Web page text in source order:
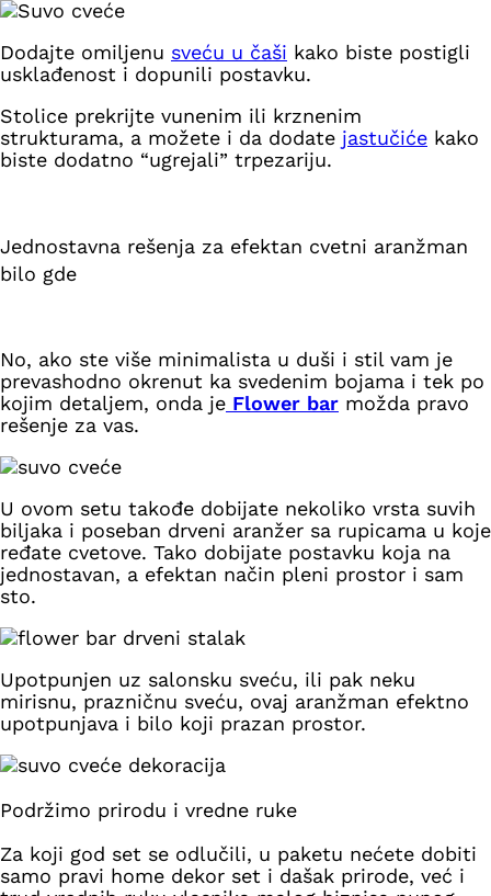
Dodajte omiljenu sveću u čaši kako biste postigli
usklađenost i dopunili postavku.
Stolice prekrijte vunenim ili krznenim
strukturama, a možete i da dodate jastučiće kako
biste dodatno “ugrejali” trpezariju.
Jednostavna rešenja za efektan cvetni aranžman
bilo gde
No, ako ste više minimalista u duši i stil vam je
prevashodno okrenut ka svedenim bojama i tek po
kojim detaljem, onda je Flower bar možda pravo
rešenje za vas.
U ovom setu takođe dobijate nekoliko vrsta suvih
biljaka i poseban drveni aranžer sa rupicama u koje
ređate cvetove. Tako dobijate postavku koja na
jednostavan, a efektan način pleni prostor i sam
sto.
Upotpunjen uz salonsku sveću, ili pak neku
mirisnu, prazničnu sveću, ovaj aranžman efektno
upotpunjava i bilo koji prazan prostor.
Podržimo prirodu i vredne ruke
Za koji god set se odlučili, u paketu nećete dobiti
samo pravi home dekor set i dašak prirode, već i